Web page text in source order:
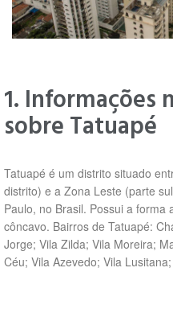
1. Informações
sobre Tatuapé
Tatuapé é um distrito situado
distrito) e a Zona Leste (parte
Paulo, no Brasil. Possui a forma
côncavo. Bairros de Tatuapé:
Jorge; Vila Zilda; Vila Moreira;
Céu; Vila Azevedo; Vila